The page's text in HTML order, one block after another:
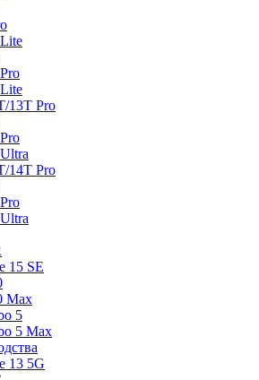
13T Pro
14T Pro
15 SE
Max
5
5 Max
13 5G